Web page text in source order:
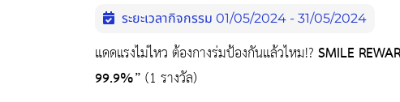
ระยะเวลากิจกรรม 01/05/2024 - 31/05/2024
แดดแรงไม่ไหว ต้องกางร่มป้องกันแล้วไหม!?SMILE
99.9%”(1 รางวัล)